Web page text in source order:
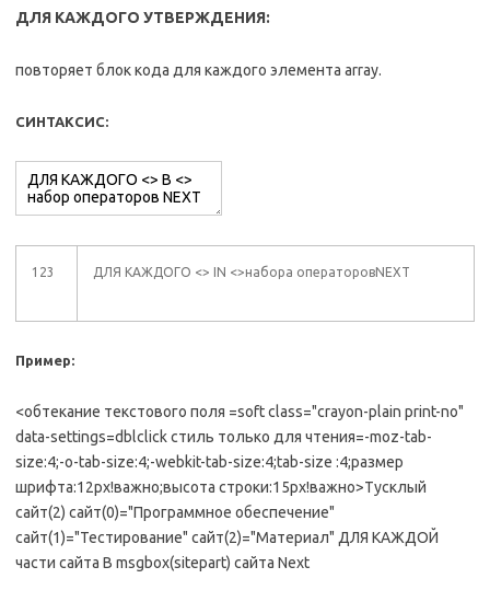
ДЛЯ КАЖДОГО УТВЕРЖДЕНИЯ:
повторяет блок кода для каждого элемента array.
СИНТАКСИС:
123 ДЛЯ КАЖДОГО <> IN <>набора операторовNEXT
Пример:
<обтекание текстового поля =soft class="crayon-plain print-no"
data-settings=dblclick стиль только для чтения=-moz-tab-
size:4;-o-tab-size:4;-webkit-tab-size:4;tab-size :4;размер
шрифта:12px!важно;высота строки:15px!важно>Тусклый
сайт(2) сайт(0)="Программное обеспечение"
сайт(1)="Тестирование" сайт(2)="Материал" ДЛЯ КАЖДОЙ
части сайта В msgbox(sitepart) сайта Next